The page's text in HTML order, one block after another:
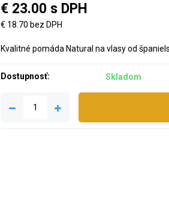
€ 23.00 s DPH
€ 18.70 bez DPH
Kvalitné pomáda Natural na vlasy od
Dostupnosť: Skladom